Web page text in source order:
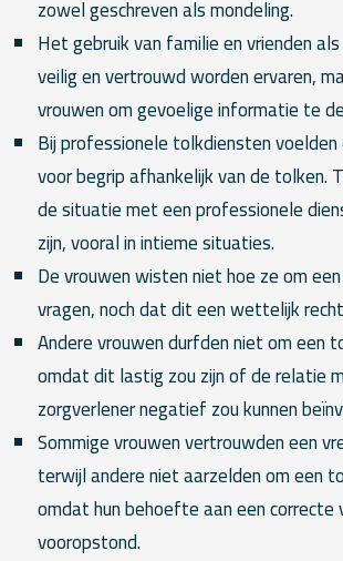
zowel geschreven als mondeling.
Het gebruik van familie en vrienden
veilig en vertrouwd worden ervaren,
vrouwen om gevoelige informatie te
Bij professionele tolkdiensten voelden
voor begrip afhankelijk van de tolken.
de situatie met een professionele
zijn, vooral in intieme situaties.
De vrouwen wisten niet hoe ze om
vragen, noch dat dit een wettelijk
Andere vrouwen durfden niet om een
omdat dit lastig zou zijn of de relatie
zorgverlener negatief zou kunnen
Sommige vrouwen vertrouwden een
terwijl andere niet aarzelden om een
omdat hun behoefte aan een correcte
vooropstond.